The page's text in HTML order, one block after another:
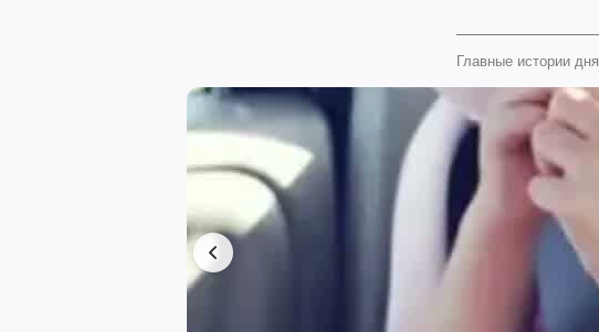
Главные истории дня